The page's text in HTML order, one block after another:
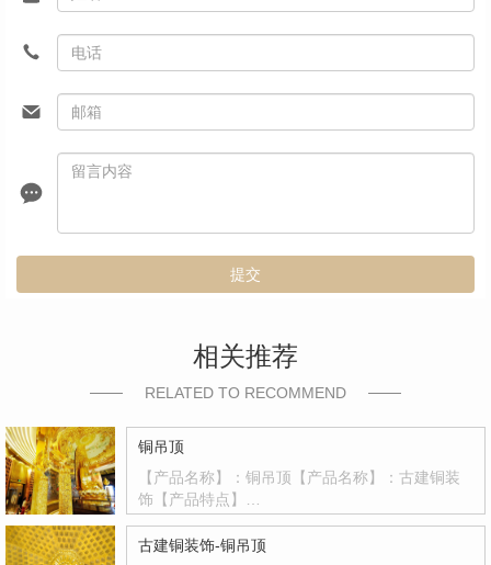
提交
相关推荐
RELATED TO RECOMMEND
铜吊顶
【产品名称】：铜吊顶【产品名称】：古建铜装
饰【产品特点】…
古建铜装饰-铜吊顶